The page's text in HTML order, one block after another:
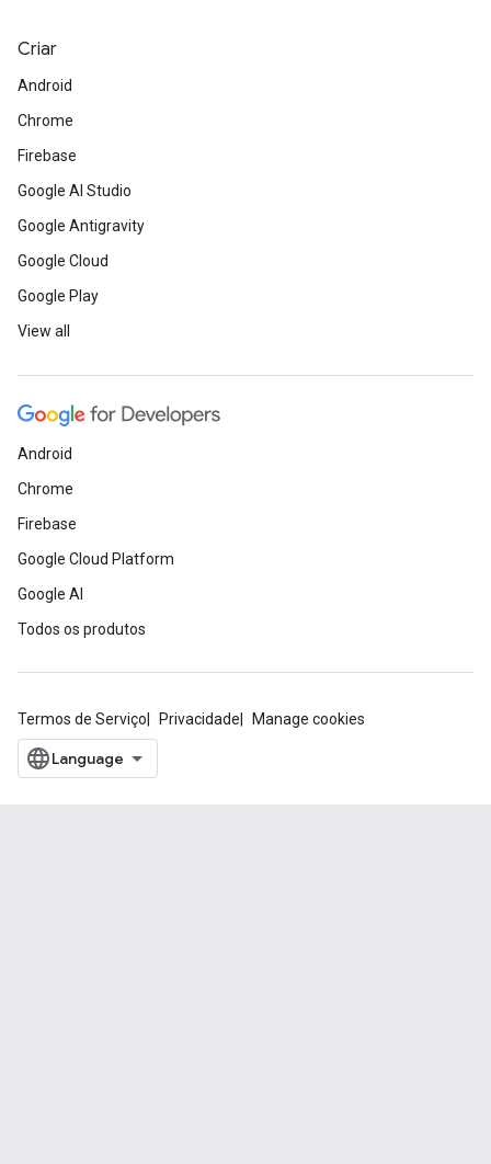
Criar
Android
Chrome
Firebase
Google AI Studio
Google Antigravity
Google Cloud
Google Play
View all
Android
Chrome
Firebase
Google Cloud Platform
Google AI
Todos os produtos
Termos de Serviço Privacidade Manage cookies